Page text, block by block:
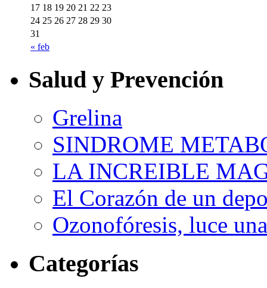
« feb
17 18 19 20 21 22 23
24 25 26 27 28 29 30
31
Salud y Prevención
Grelina
SINDROME
LA INCREIBLE
El Corazón de un
Ozonofóresis, luce
Categorías